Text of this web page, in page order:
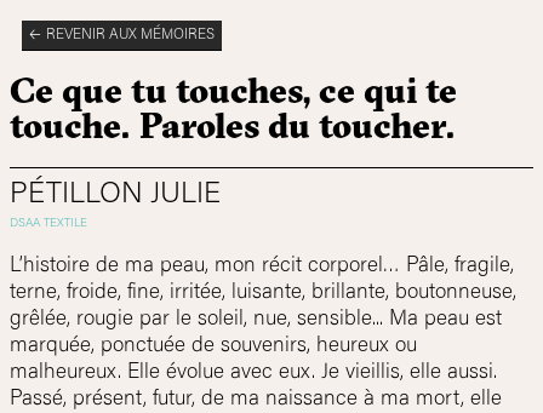
REVENIR AUX MÉMOIRES
Ce que tu touches, ce qui te
touche. Paroles du toucher.
PÉTILLON JULIE
L’histoire de ma peau, mon récit corporel… Pâle, fragile,
terne, froide, fine, irritée, luisante, brillante, boutonneuse,
grêlée, rougie par le soleil, nue, sensible... Ma peau est
marquée, ponctuée de souvenirs, heureux ou
malheureux. Elle évolue avec eux. Je vieillis, elle aussi.
Passé, présent, futur, de ma naissance à ma mort, elle